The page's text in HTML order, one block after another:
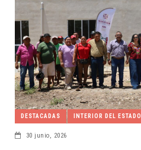
DESTACADAS INTERIOR DEL ESTADO
30 junio, 2026